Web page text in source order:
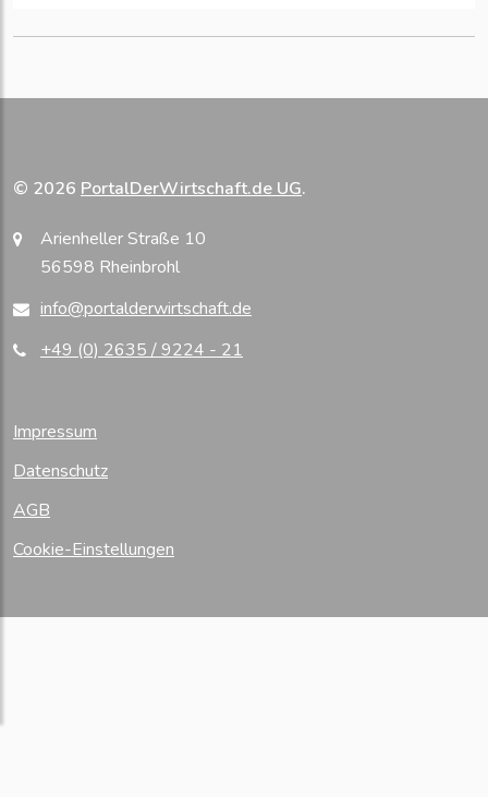
© 2026 PortalDerWirtschaft.de UG.
Arienheller Straße 10
56598 Rheinbrohl
info@portalderwirtschaft.de
+49 (0) 2635 / 9224 - 21
Impressum
Datenschutz
AGB
Cookie-Einstellungen